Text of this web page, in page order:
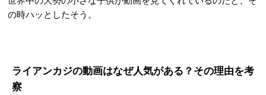
の時ハッとしたそう。
ライアンカジの動画はなぜ人気がある？その理由を考
察